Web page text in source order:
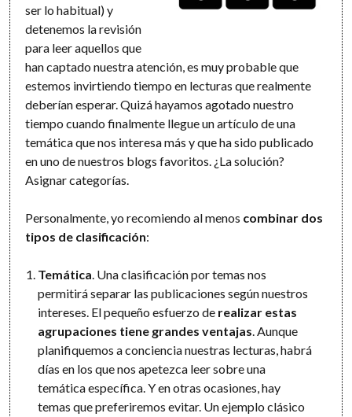
ser lo habitual) y
detenemos la revisión
para leer aquellos que
han captado nuestra atención, es muy probable que
estemos invirtiendo tiempo en lecturas que realmente
deberían esperar. Quizá hayamos agotado nuestro
tiempo cuando finalmente llegue un artículo de una
temática que nos interesa más y que ha sido publicado
en uno de nuestros blogs favoritos. ¿La solución?
Asignar categorías.
Personalmente, yo recomiendo al menos combinar dos
tipos de clasificación:
Temática. Una clasificación por temas nos
permitirá separar las publicaciones según nuestros
intereses. El pequeño esfuerzo de realizar estas
agrupaciones tiene grandes ventajas. Aunque
planifiquemos a conciencia nuestras lecturas, habrá
días en los que nos apetezca leer sobre una
temática específica. Y en otras ocasiones, hay
temas que preferiremos evitar. Un ejemplo clásico